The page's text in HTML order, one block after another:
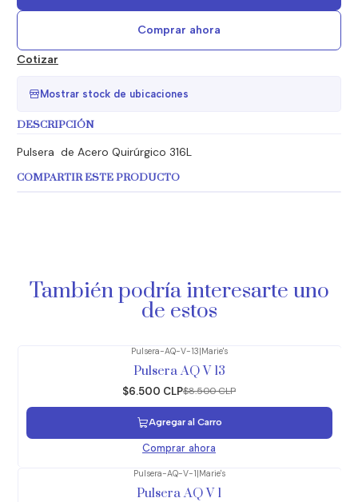
Comprar ahora
Cotizar
Mostrar stock de ubicaciones
DESCRIPCIÓN
Pulsera de Acero Quirúrgico 316L
COMPARTIR ESTE PRODUCTO
También podría interesarte uno
de estos
Pulsera-AQ-V-13|Marie's
Pulsera AQ V 13
$6.500 CLP$8.500 CLP
Agregar al Carro
Comprar ahora
Pulsera-AQ-V-1|Marie's
Pulsera AQ V 1